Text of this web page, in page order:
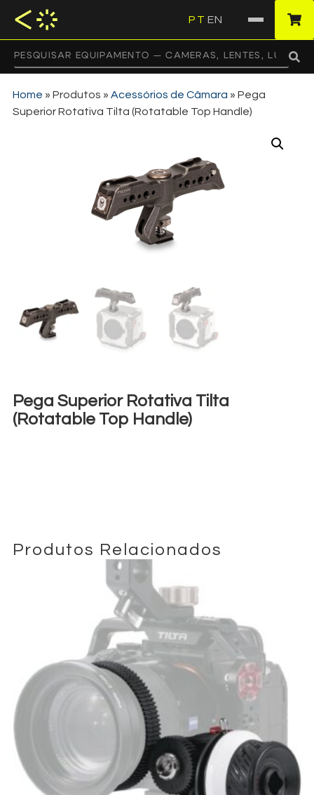
PT EN
Home » Produtos » Acessórios de Câmara » Pega
Superior Rotativa Tilta (Rotatable Top Handle)
Pega Superior Rotativa Tilta
(Rotatable Top Handle)
Produtos Relacionados